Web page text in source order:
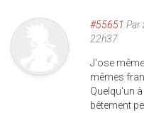
#55651 Par
22h37
J'ose
mêmes
Quelqu'un
bêtement